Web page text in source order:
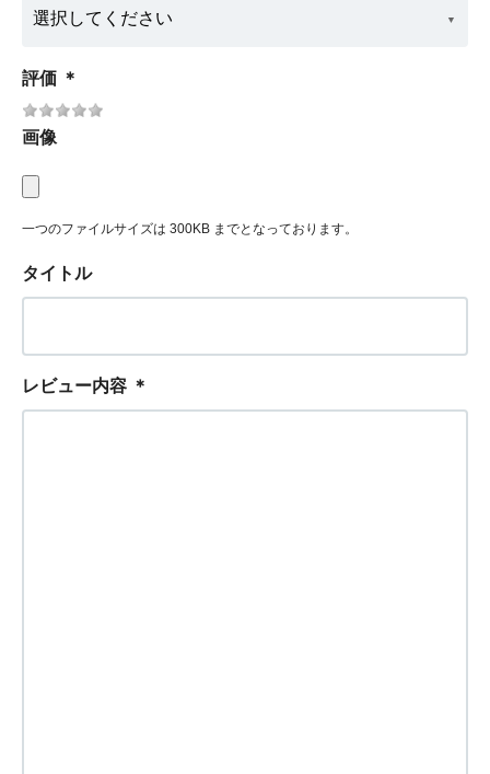
評価 ＊
画像
一つのファイルサイズは 300KB までとなっております。
タイトル
レビュー内容 ＊